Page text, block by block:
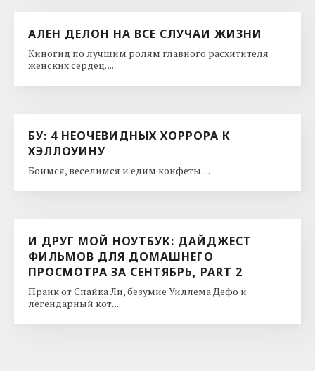
АЛЕН ДЕЛОН НА ВСЕ СЛУЧАИ ЖИЗНИ
Киногид по лучшим ролям главного расхитителя
женских сердец. ...
БУ: 4 НЕОЧЕВИДНЫХ ХОРРОРА К
ХЭЛЛОУИНУ
Боимся, веселимся и едим конфеты. ...
И ДРУГ МОЙ НОУТБУК: ДАЙДЖЕСТ
ФИЛЬМОВ ДЛЯ ДОМАШНЕГО
ПРОСМОТРА ЗА СЕНТЯБРЬ, PART 2
Пранк от Спайка Ли, безумие Уиллема Дефо и
легендарный кот. ...